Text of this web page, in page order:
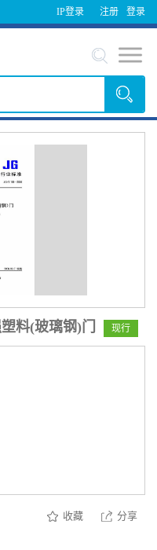
IP登录 登录
注册
料(玻璃钢)门 现行
收藏 分享